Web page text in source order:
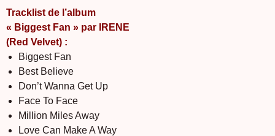
Tracklist de l’album
« Biggest Fan » par IRENE
(Red Velvet) :
Biggest Fan
Best Believe
Don’t Wanna Get Up
Face To Face
Million Miles Away
Love Can Make A Way